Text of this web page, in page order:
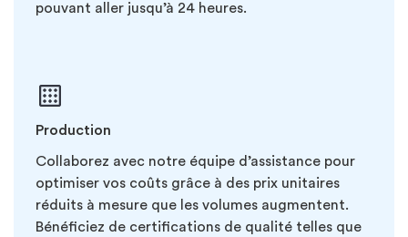
pouvant aller jusqu’à 24 heures.
Production
Collaborez avec notre équipe d’assistance pour
optimiser vos coûts grâce à des prix unitaires
réduits à mesure que les volumes augmentent.
Bénéficiez de certifications de qualité telles que